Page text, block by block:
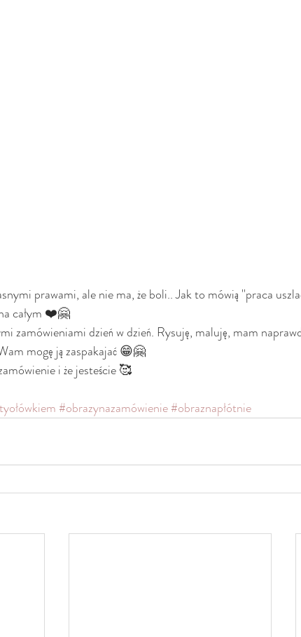
prawami, ale nie ma, że boli.. Jak to mówią ''praca
całym ❤️🤗
zamówieniami dzień w dzień. Rysuję, maluję, mam
mogę ją zaspakajać 😁🤗
i że jesteście 🥰
#obrazynazamówienie#obraznapłótnie